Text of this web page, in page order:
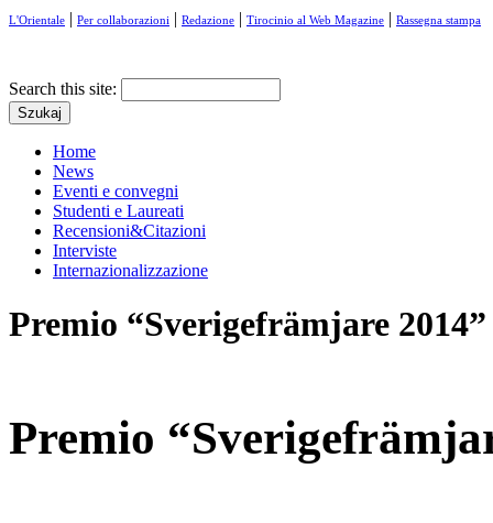
L'Orientale | Per collaborazioni | Redazione | Tirocinio al Web Magazine | Rassegna stampa
Search this site:
Home
News
Eventi e convegni
Studenti e Laureati
Recensioni&Citazioni
Interviste
Internazionalizzazione
Premio “Sverigefrämjare
Premio